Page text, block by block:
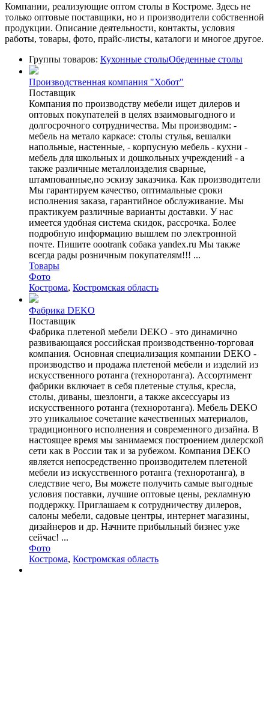
Компании, реализующие оптом столы в Костроме. Здесь не
только оптовые поставщики, но и производители собственной
продукции. Описание деятельности, контакты, условия
работы, товары, фото, прайс-листы, каталоги и многое другое.
Группы товаров: Кухонные столыОбеденные столы
Производственная компания "Хобот"
Поставщик
Компания по производству мебели ищет дилеров и
оптовых покупателей в целях взаимовыгодного и
долгосрочного сотрудничества. Мы производим: -
мебель на метало каркасе: столы стулья, вешалки
напольные, настенные, - корпусную мебель - кухни -
мебель для школьных и дошкольных учреждений - а
также различные металлоизделия сварные,
штампованные,по эскизу заказчика. Как производители
Мы гарантируем качество, оптимальные сроки
исполнения заказа, гарантийное обслуживание. Мы
практикуем различные варианты доставки. У нас
имеется удобная система скидок, рассрочка. Более
подробную информацию вышлем по электронной
почте. Пишите oootrank собака yandex.ru Мы также
всегда рады розничным покупателям!!! ...
Товары
Фото
Кострома, Костромская область
Фабрика DEKO
Поставщик
Фабрика плетеной мебели DEKO - это динамично
развивающаяся российская производственно-торговая
компания. Основная специализация компании DEKO -
производство и продажа плетеной мебели и изделий из
искусственного ротанга (техноротанга). Ассортимент
фабрики включает в себя плетеные стулья, кресла,
столы, диваны, шезлонги, а также аксессуары из
искусственного ротанга (техноротанга). Мебель DEKO
это уникальное сочетание качественных материалов,
традиционного исполнения и современного дизайна. В
настоящее время мы занимаемся построением дилерской
сети как в России так и за рубежом. Компания DEKO
является непосредственно производителем плетеной
мебели из искусственного ротанга (техноротанга), в
следствие чего, Вы можете получить самые выгодные
условия поставки, лучшие оптовые цены, рекламную
поддержку. Приглашаем к сотрудничеству дилеров,
салоны мебели, садовые центры, интернет магазины,
дизайнеров и др. Начните прибыльный бизнес уже
сейчас! ...
Фото
Кострома, Костромская область